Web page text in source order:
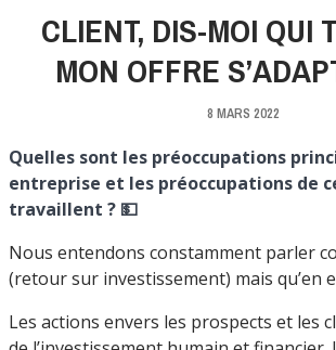
CLIENT, DIS-MOI QUI
MON OFFRE
8 MARS 2022
Quelles sont les préoccupations
entreprise et les préoccupations de
travaillent ? 💵
Nous entendons constamment parler
(retour sur investissement) mais qu’en
Les actions envers les prospects et les